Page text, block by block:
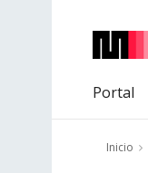
Portal
Inicio